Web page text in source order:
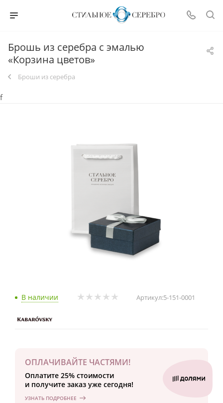
Брошь из серебра с эмалью
«Корзина цветов»
Броши из серебра
f
В наличии Артикул:5-151-0001
ОПЛАЧИВАЙТЕ ЧАСТЯМИ!
Оплатите 25% стоимости
и получите заказ уже сегодня!
УЗНАТЬ ПОДРОБНЕЕ